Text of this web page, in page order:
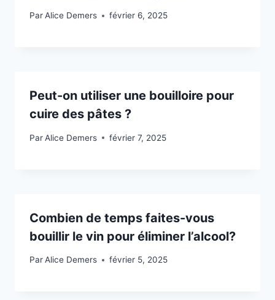
ParAlice Demers février 6, 2025
Peut-on utiliser une bouilloire pour
cuire des pâtes ?
ParAlice Demers février 7, 2025
Combien de temps faites-vous
bouillir le vin pour éliminer l’alcool?
ParAlice Demers février 5, 2025